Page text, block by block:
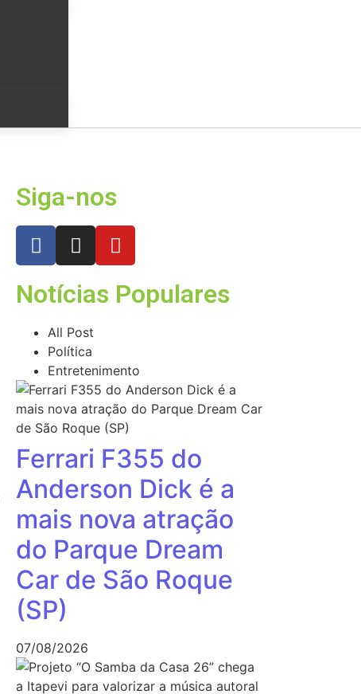
Siga-nos
Notícias Populares
All Post
Política
Entretenimento
Ferrari F355 do
Anderson Dick é a
mais nova atração
do Parque Dream
Car de São Roque
(SP)
07/08/2026